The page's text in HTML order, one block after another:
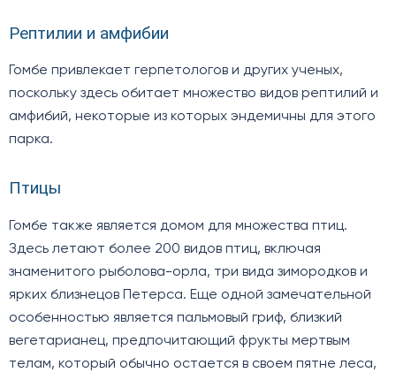
Рептилии и амфибии
Гомбе привлекает герпетологов и других ученых,
поскольку здесь обитает множество видов рептилий и
амфибий, некоторые из которых эндемичны для этого
парка.
Птицы
Гомбе также является домом для множества птиц.
Здесь летают более 200 видов птиц, включая
знаменитого рыболова-орла, три вида зимородков и
ярких близнецов Петерса. Еще одной замечательной
особенностью является пальмовый гриф, близкий
вегетарианец, предпочитающий фрукты мертвым
телам, который обычно остается в своем пятне леса,